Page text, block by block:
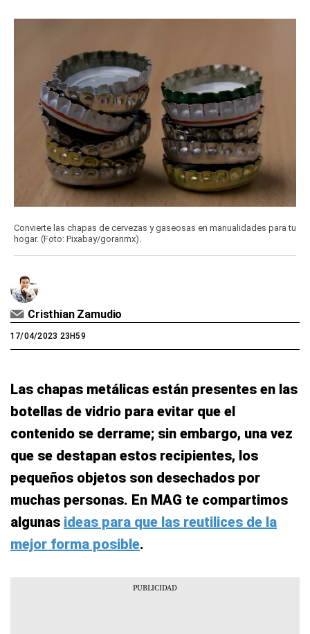
Convierte las chapas de cervezas y gaseosas en manualidades para tu
hogar. (Foto: Pixabay/goranmx).
Cristhian Zamudio
17/04/2023 23H59
Las chapas metálicas están presentes en las
botellas de vidrio para evitar que el
contenido se derrame; sin embargo, una vez
que se destapan estos recipientes, los
pequeños objetos son desechados por
muchas personas. En MAG te compartimos
algunas ideas para que las reutilices de la
mejor forma posible.